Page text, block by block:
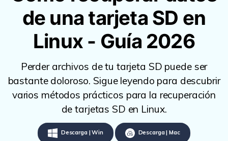
Soluciones
Quiénes somos
Sala de prensa
Soporte
Recoverit para Windows
Líder en recuperación para Windows
Pruébalo Gratis
Recoverit para Mac
Recupera datos ilimitados del sistema Mac
Pruébalo Gratis
Funciones
Recuperar de Unidades
Recuperar Medios Borrados
Soluciones de Recuperación Exclusivas
Recuperar Documentos
Recursos
Experto en Recuperación de Datos
Historias de Clientes
Temas Destacados
Guía
DESCARGAR Sign In
de una tarjeta SD en
Linux - Guía 2026
Perder archivos de tu tarjeta SD puede ser
bastante doloroso. Sigue leyendo para descubrir
varios métodos prácticos para la recuperación
de tarjetas SD en Linux.
Descarga | Win Descarga | Mac